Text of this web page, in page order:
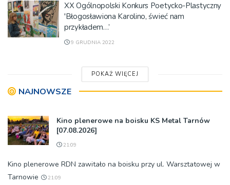
XX Ogólnopolski Konkurs Poetycko-Plastyczny
'Błogosławiona Karolino, świeć nam
przykładem…’
9 GRUDNIA 2022
POKAŻ WIĘCEJ
NAJNOWSZE
Kino plenerowe na boisku KS Metal Tarnów
[07.08.2026]
21:09
Kino plenerowe RDN zawitało na boisku przy ul. Warsztatowej w
Tarnowie
21:09